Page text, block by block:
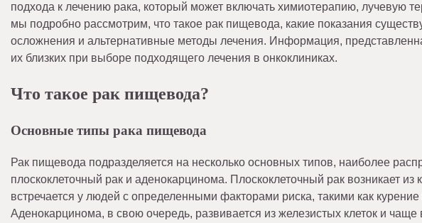
подхода к лечению рака, который может включать химиотерапию, лучевую
мы подробно рассмотрим, что такое рак пищевода, какие показания
осложнения и альтернативные методы лечения. Информация,
их близких при выборе подходящего лечения в онкоклиниках.
Что такое рак пищевода?
Основные типы рака пищевода
Рак пищевода подразделяется на несколько основных типов, наиболее
плоскоклеточный рак и аденокарцинома. Плоскоклеточный рак возникает
встречается у людей с определенными факторами риска, такими как
Аденокарцинома, в свою очередь, развивается из железистых клеток и чаще